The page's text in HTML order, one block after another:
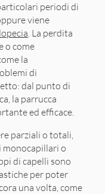
periodi di
viene
. La perdita
o come
la
di
dal punto di
la parrucca
ed efficace.
parziali o totali,
monocapillari o
di capelli sono
per poter
una volta, come